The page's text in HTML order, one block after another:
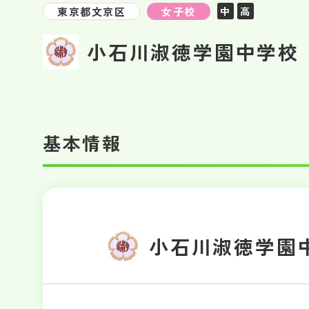
東京都文京区 女子校 中 高
小石川淑徳学園中学校
基本情報
小石川淑徳学園